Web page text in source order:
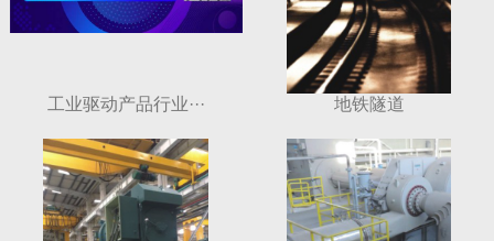
工业驱动产品行业··· 地铁隧道